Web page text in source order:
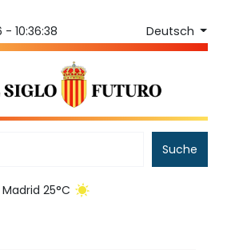
- 10:36:38 Deutsch
Suche
Madrid 25°C